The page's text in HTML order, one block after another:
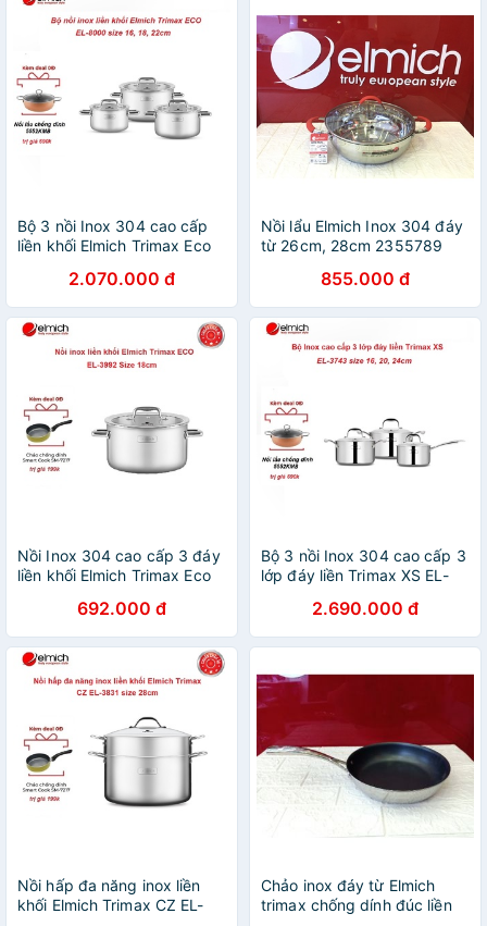
Bộ 3 nồi Inox 304 cao cấp
liền khối Elmich Trimax Eco
2.070.000 đ
Nồi lẩu Elmich Inox 304 đáy
từ 26cm, 28cm 2355789
855.000 đ
Nồi Inox 304 cao cấp 3 đáy
liền khối Elmich Trimax Eco
692.000 đ
Bộ 3 nồi Inox 304 cao cấp 3
lớp đáy liền Trimax XS EL-
2.690.000 đ
Nồi hấp đa năng inox liền
khối Elmich Trimax CZ EL-
Chảo inox đáy từ Elmich
trimax chống dính đúc liền